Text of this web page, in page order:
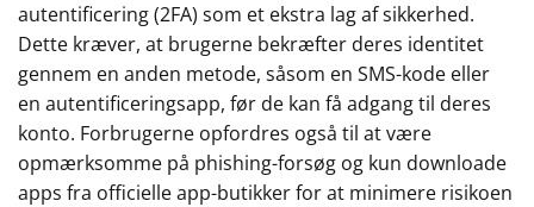
autentificering (2FA) som et ekstra lag af sikkerhed.
Dette kræver, at brugerne bekræfter deres identitet
gennem en anden metode, såsom en SMS-kode eller
en autentificeringsapp, før de kan få adgang til deres
konto. Forbrugerne opfordres også til at være
opmærksomme på phishing-forsøg og kun downloade
apps fra officielle app-butikker for at minimere risikoen